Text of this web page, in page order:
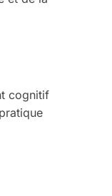
cognitif